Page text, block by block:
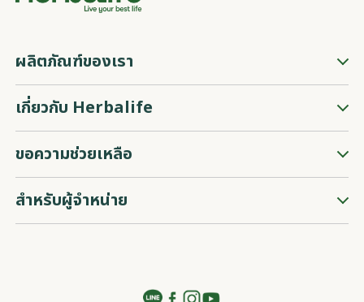
ผลิตภัณฑ์ของเรา
เกี่ยวกับ Herbalife
ขอความช่วยเหลือ
สำหรับผู้จำหน่าย